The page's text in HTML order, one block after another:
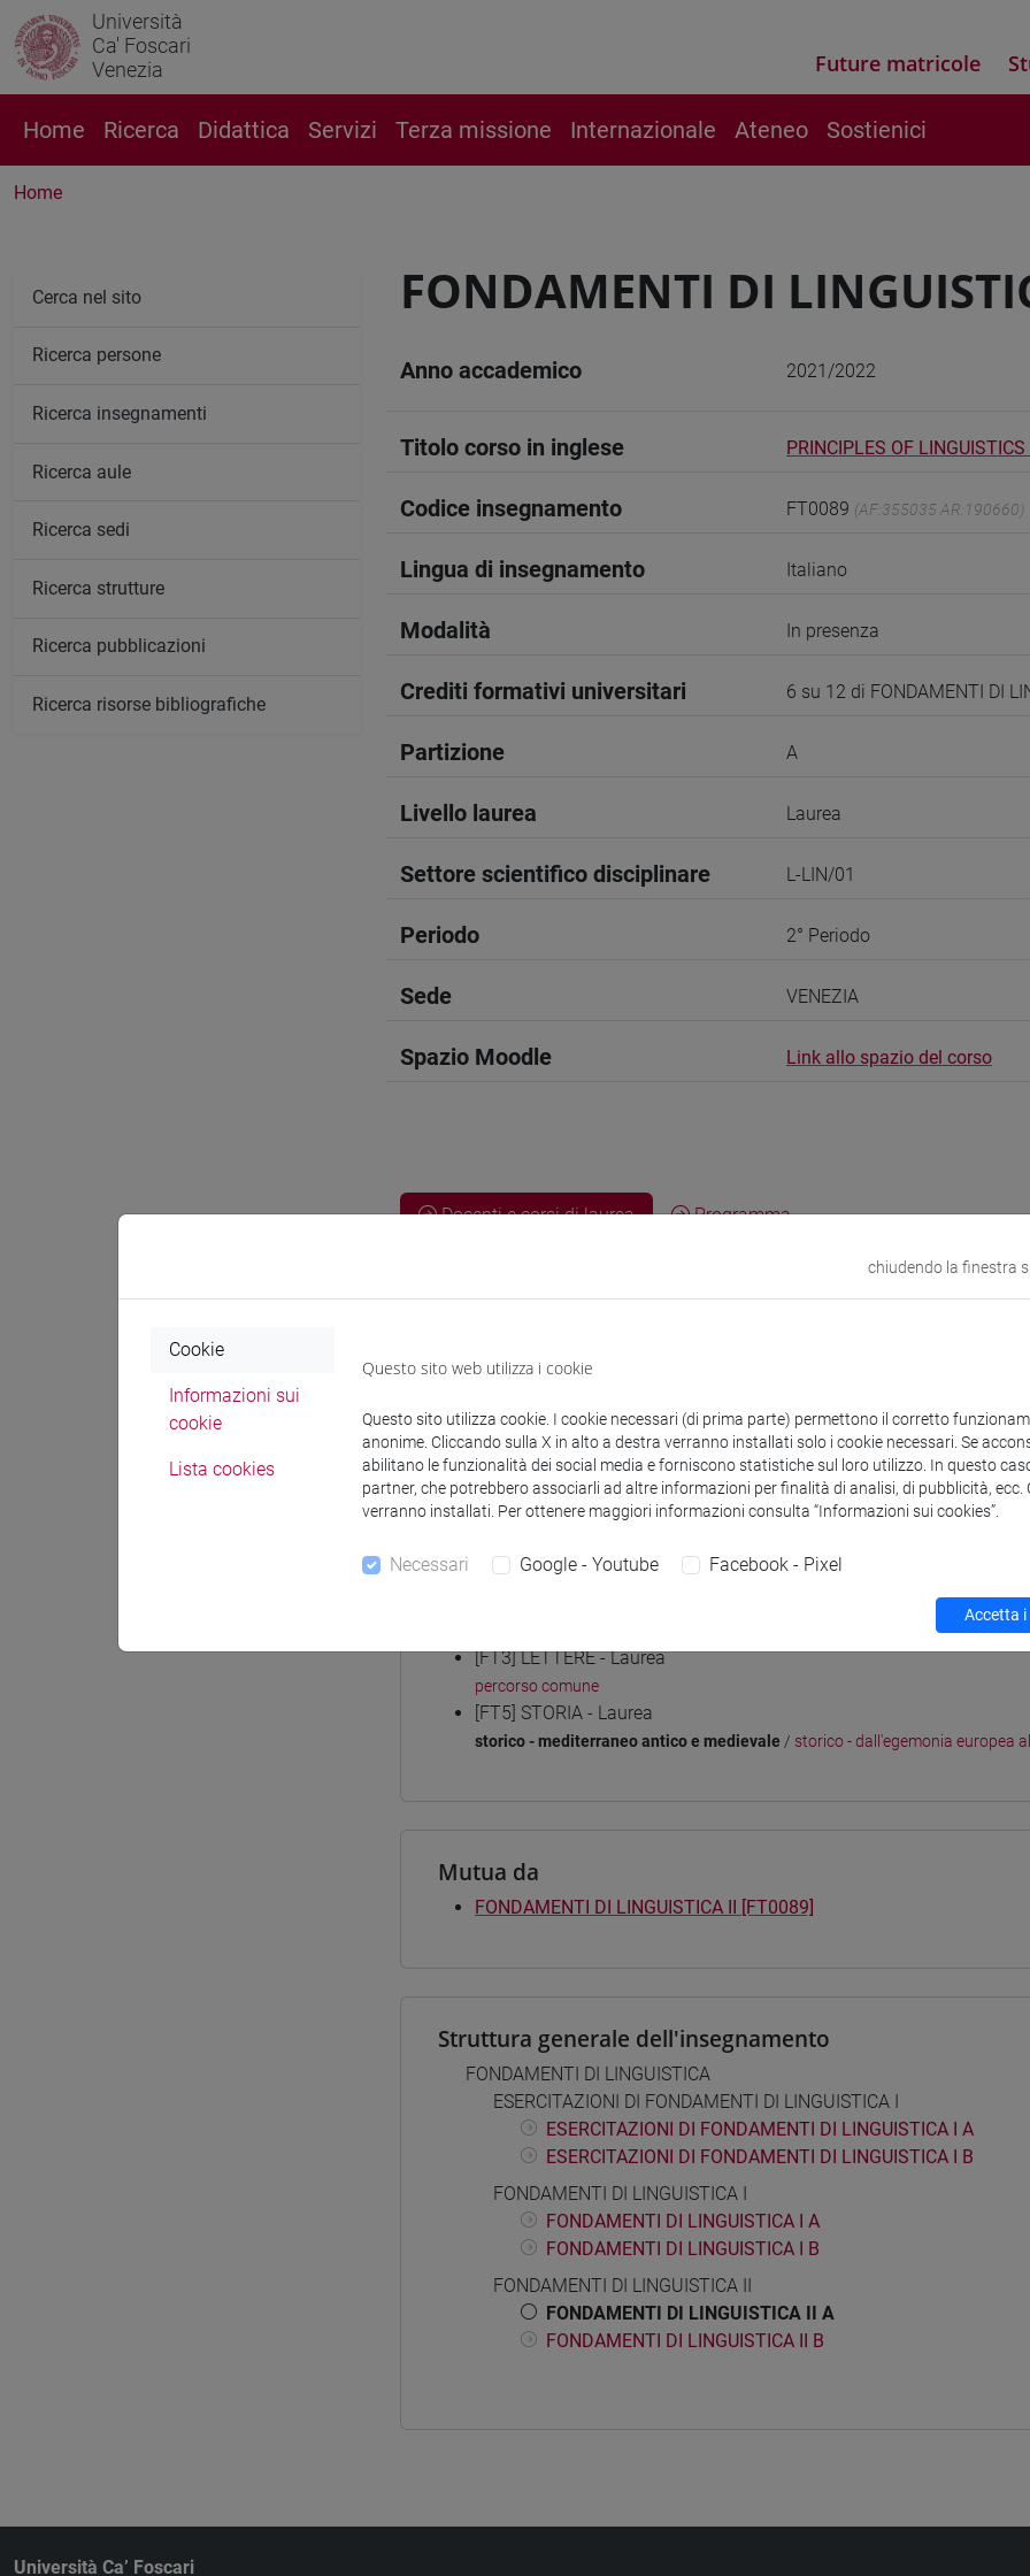
Università
Ca' Foscari
Venezia
Future matricole
Home Ricerca Didattica Servizi Terza missione Internazionale Ateneo Sostienici
Home
FONDAMENTI DI
Anno accademico 2021/2022
Titolo corso in inglese PRINCIPLES OF LINGUISTICS
Codice insegnamento FT0089 (AF:355035 AR:190660)
Lingua di insegnamento Italiano
Modalità In presenza
Crediti formativi universitari 6 su 12 di FONDAMENTI DI
Partizione A
Livello laurea Laurea
Settore scientifico disciplinare L-LIN/01
Periodo 2° Periodo
Sede VENEZIA
Spazio Moodle Link allo spazio del corso
Docenti e corsi di laurea Programma
Docenti
MARINETTI Anna- 30h Lezione
Materiali didattici
Materiali su Moodle
[FT3] LETTERE - Laurea
percorso comune
[FT5] STORIA - Laurea
storico - mediterraneo antico e medievale / storico - dall'egemonia europea
Mutua da
FONDAMENTI DI LINGUISTICA II [FT0089]
Struttura generale dell'insegnamento
FONDAMENTI DI LINGUISTICA
ESERCITAZIONI DI FONDAMENTI DI LINGUISTICA I
ESERCITAZIONI DI FONDAMENTI DI LINGUISTICA I A
ESERCITAZIONI DI FONDAMENTI DI LINGUISTICA I B
FONDAMENTI DI LINGUISTICA I
FONDAMENTI DI LINGUISTICA I A
FONDAMENTI DI LINGUISTICA I B
FONDAMENTI DI LINGUISTICA II
FONDAMENTI DI LINGUISTICA II A
FONDAMENTI DI LINGUISTICA II B
Cerca nel sito
Ricerca persone
Ricerca insegnamenti
Ricerca aule
Ricerca sedi
Ricerca strutture
Ricerca pubblicazioni
Ricerca risorse bibliografiche
Università Ca’ Foscari
chiudendo la finestra
Cookie
Informazioni sui
cookie
Lista cookies
Questo sito web utilizza i cookie
Questo sito utilizza cookie. I cookie necessari (di prima parte) permettono il corretto
anonime. Cliccando sulla X in alto a destra verranno installati solo i cookie necessari. Se
abilitano le funzionalità dei social media e forniscono statistiche sul loro utilizzo. In questo
partner, che potrebbero associarli ad altre informazioni per finalità di analisi, di pubblicità, ecc.
verranno installati. Per ottenere maggiori informazioni consulta “Informazioni sui cookies”.
Necessari Google - Youtube Facebook - Pixel
Accetta i